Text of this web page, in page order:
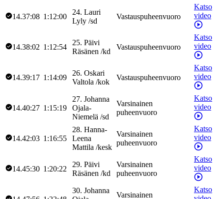
14.37:08 1:12:00
24. Lauri
Lyly /sd
Vastauspuheenvuoro
Katso
video
14.38:02 1:12:54
25. Päivi
Räsänen /kd
Vastauspuheenvuoro
Katso
video
14.39:17 1:14:09
26. Oskari
Valtola /kok
Vastauspuheenvuoro
Katso
video
14.40:27 1:15:19
27. Johanna
Ojala-
Niemelä /sd
Varsinainen
puheenvuoro
Katso
video
14.42:03 1:16:55
28. Hanna-
Leena
Mattila /kesk
Varsinainen
puheenvuoro
Katso
video
14.45:30 1:20:22
29. Päivi
Räsänen /kd
Varsinainen
puheenvuoro
Katso
video
30. Johanna
Varsinainen
Katso